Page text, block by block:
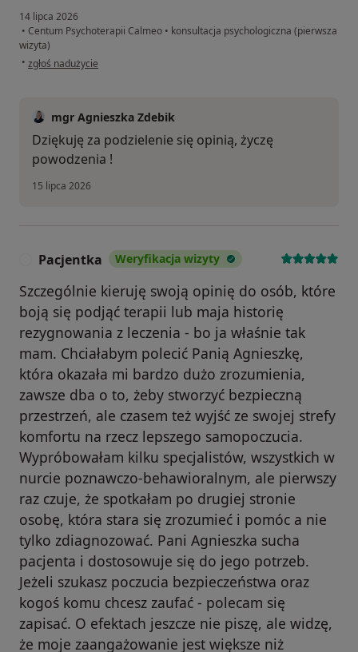
14 lipca 2026
• Centum Psychoterapii Calmeo • konsultacja psychologiczna (pierwsza
wizyta)
• w opinii użytkownika S.P.
zgłoś nadużycie
mgr Agnieszka Zdebik
Dziękuję za podzielenie się opinią, życzę
powodzenia !
15 lipca 2026
Pacjentka Weryfikacja wizyty
Szczególnie kieruję swoją opinię do osób, które
boją się podjąć terapii lub maja historię
rezygnowania z leczenia - bo ja właśnie tak
mam. Chciałabym polecić Panią Agnieszkę,
która okazała mi bardzo dużo zrozumienia,
zawsze dba o to, żeby stworzyć bezpieczną
przestrzeń, ale czasem też wyjść ze swojej strefy
komfortu na rzecz lepszego samopoczucia.
Wypróbowałam kilku specjalistów, wszystkich w
nurcie poznawczo-behawioralnym, ale pierwszy
raz czuje, że spotkałam po drugiej stronie
osobę, która stara się zrozumieć i pomóc a nie
tylko zdiagnozować. Pani Agnieszka sucha
pacjenta i dostosowuje się do jego potrzeb.
Jeżeli szukasz poczucia bezpieczeństwa oraz
kogoś komu chcesz zaufać - polecam się
zapisać. O efektach jeszcze nie piszę, ale widzę,
że moje zaangażowanie jest większe niż